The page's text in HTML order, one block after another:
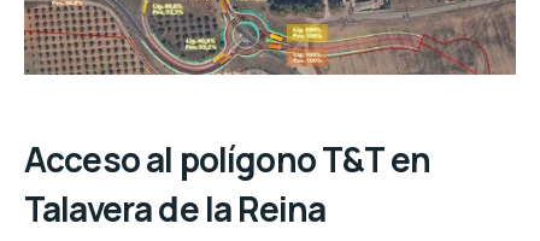
Acceso al polígono T&T en
Talavera de la Reina